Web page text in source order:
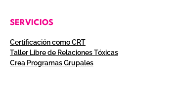
SERVICIOS
Certificación como CRT
Taller Libre de Relaciones Tóxicas
Crea Programas Grupales